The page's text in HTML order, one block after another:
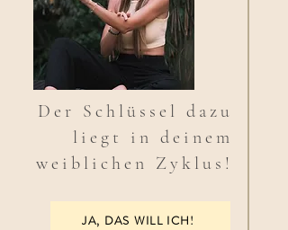
Der Schlüssel dazu
liegt in deinem
weiblichen Zyklus!
JA, DAS WILL ICH!